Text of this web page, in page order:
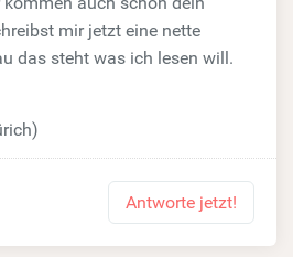
mir jetzt eine nette
das steht was ich lesen will.
Antworte jetzt!